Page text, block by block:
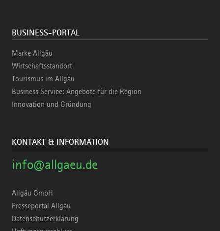
BUSINESS-PORTAL
Marke Allgäu
Wirtschaftsstandort
Tourismus im Allgäu
Business Service: Angebote für die Region
Innovation und Gründung
KONTAKT & INFORMATION
info@allgaeu.de
Allgäu GmbH
Presseportal Allgäu
Datenschutzerklärung